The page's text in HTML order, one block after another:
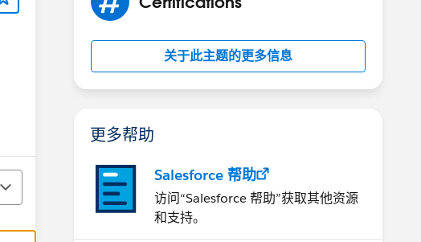
关于此主题的更多信息
更多帮助
Salesforce 帮助
访问“Salesforce 帮助”获取其他资源
和支持。